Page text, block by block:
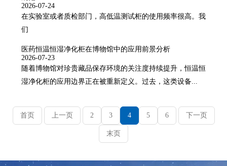
2026-07-24
在实验室或者质检部门，高低温测试柜的使用频率很高。我
们
医药恒温恒湿净化柜在博物馆中的应用前景分析
2026-07-23
随着博物馆对珍贵藏品保存环境的关注度持续提升，恒温恒
湿净化柜的应用边界正在被重新定义。过去，这类设备...
首页 上一页 2 3 4 5 6 下一页
末页